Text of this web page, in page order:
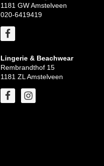
1181 GW Amstelveen
020-6419419
Lingerie & Beachwear
Rembrandthof 15
1181 ZL Amstelveen